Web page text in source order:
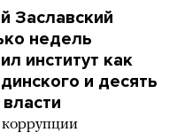
Заславский
недель
институт как
и десять
коррупции